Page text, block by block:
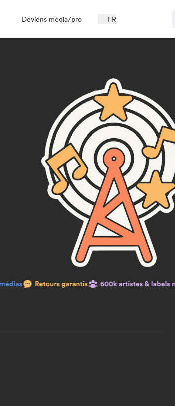
Deviens média/pro FR